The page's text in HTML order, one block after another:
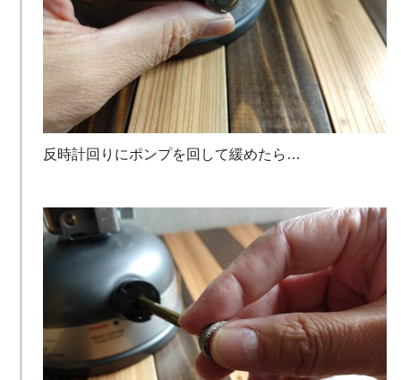
反時計回りにポンプを回して緩めたら…